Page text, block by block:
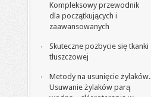
Kompleksowy przewodnik
dla początkujących i
zaawansowanych
Skuteczne pozbycie się tkanki
tłuszczowej
Metody na usunięcie żylaków.
Usuwanie żylaków parą